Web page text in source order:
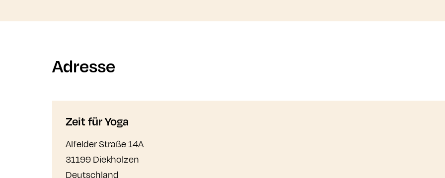
Adresse
Zeit für Yoga
Alfelder Straße 14A
31199 Diekholzen
Deutschland